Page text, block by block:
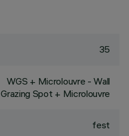
35
WGS + Microlouvre - Wall
Grazing Spot + Microlouvre
fest